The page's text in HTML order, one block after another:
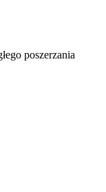
poszerzania